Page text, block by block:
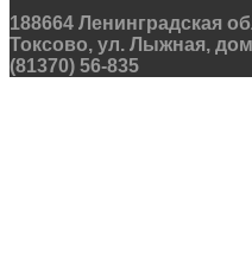
188664 Ленинградская
Токсово, ул. Лыжная, дом
(81370) 56-835